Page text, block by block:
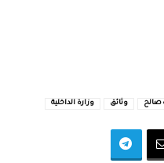
صالح وثائق وزارة الداخلية